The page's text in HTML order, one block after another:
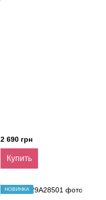
2 690 грн
Купить
НОВИНКА